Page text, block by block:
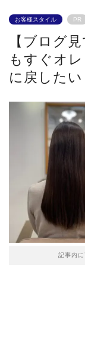
お客様スタイル PR
【ブログ
もすぐオ
に戻したい
記事内